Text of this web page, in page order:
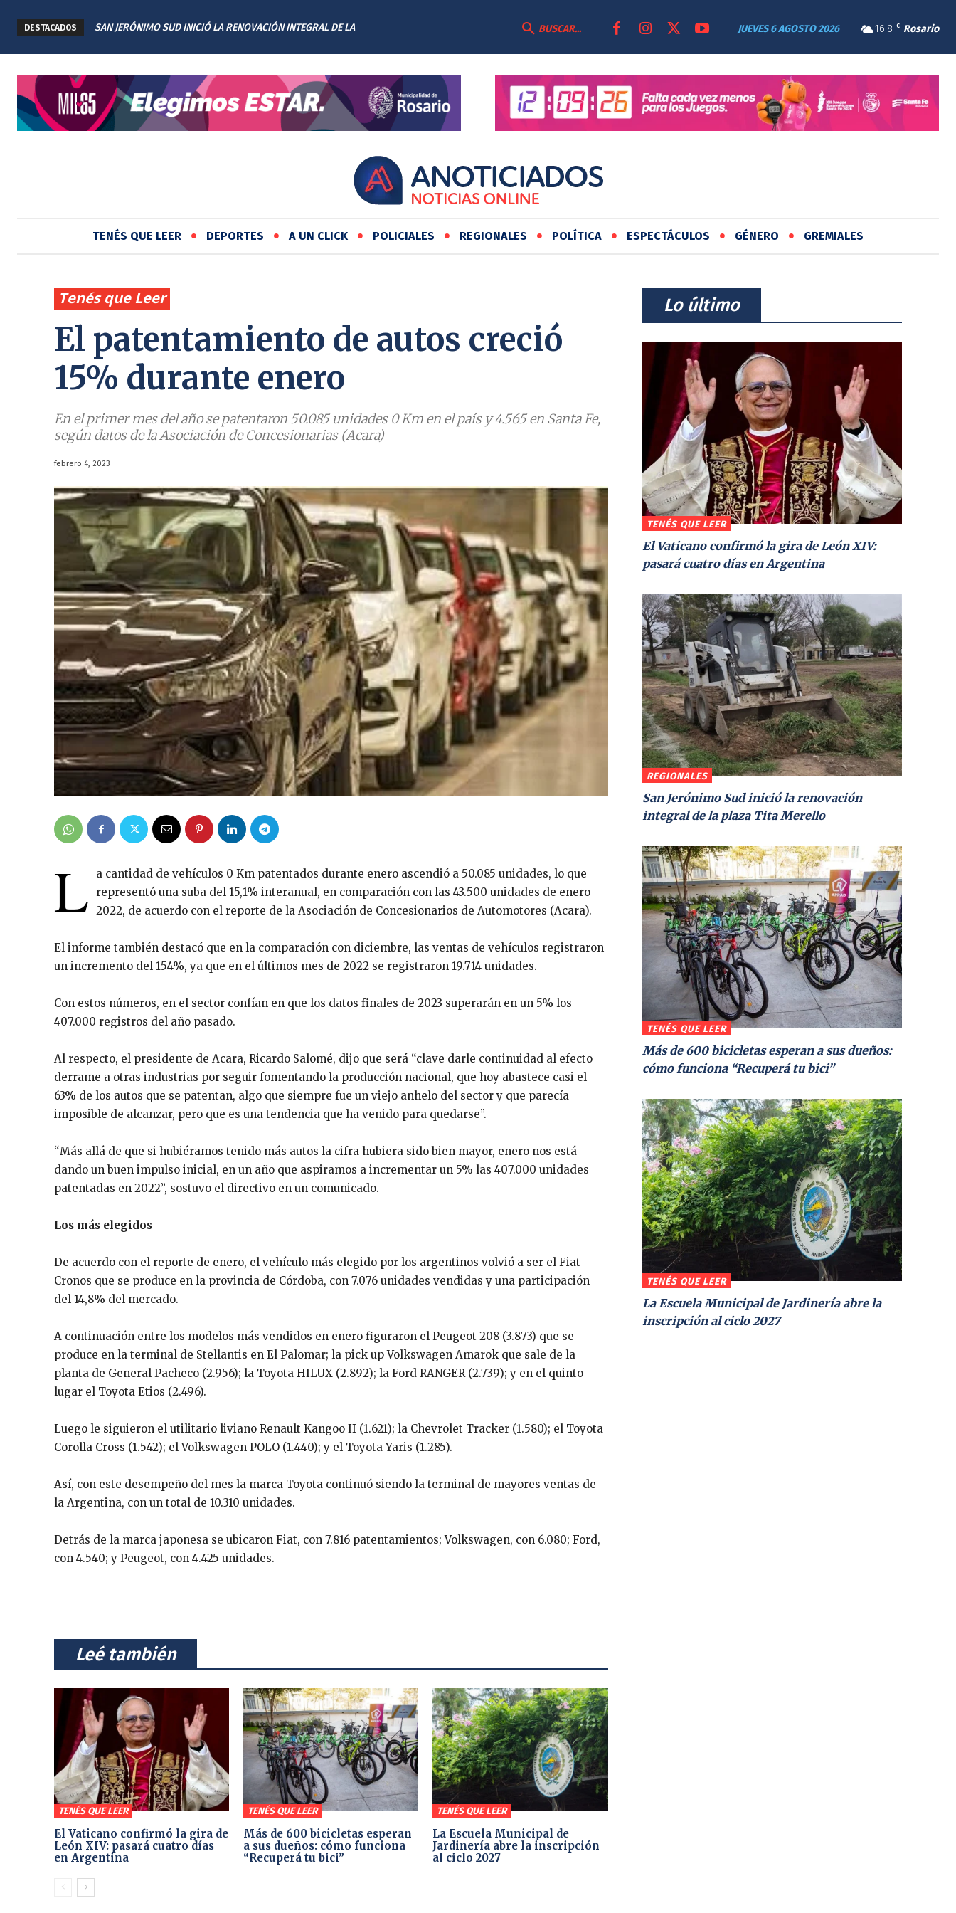
DESTACADOS
SAN JERÓNIMO SUD INICIÓ LA RENOVACIÓN INTEGRAL DE LA
16.8 C Rosario
JUEVES 6 AGOSTO 2026
BUSCAR...
TENÉS QUE LEER DEPORTES A UN CLICK POLICIALES REGIONALES POLÍTICA ESPECTÁCULOS GÉNERO GREMIALES
Tenés que Leer
El patentamiento de autos creció
15% durante enero
En el primer mes del año se patentaron 50.085 unidades 0 Km en el país y 4.565 en Santa Fe,
según datos de la Asociación de Concesionarias (Acara)
febrero 4, 2023
L
a cantidad de vehículos 0 Km patentados durante enero ascendió a 50.085 unidades, lo que
representó una suba del 15,1% interanual, en comparación con las 43.500 unidades de enero
2022, de acuerdo con el reporte de la Asociación de Concesionarios de Automotores (Acara).
El informe también destacó que en la comparación con diciembre, las ventas de vehículos registraron
un incremento del 154%, ya que en el últimos mes de 2022 se registraron 19.714 unidades.
Con estos números, en el sector confían en que los datos finales de 2023 superarán en un 5% los
407.000 registros del año pasado.
Al respecto, el presidente de Acara, Ricardo Salomé, dijo que será “clave darle continuidad al efecto
derrame a otras industrias por seguir fomentando la producción nacional, que hoy abastece casi el
63% de los autos que se patentan, algo que siempre fue un viejo anhelo del sector y que parecía
imposible de alcanzar, pero que es una tendencia que ha venido para quedarse”.
“Más allá de que si hubiéramos tenido más autos la cifra hubiera sido bien mayor, enero nos está
dando un buen impulso inicial, en un año que aspiramos a incrementar un 5% las 407.000 unidades
patentadas en 2022”, sostuvo el directivo en un comunicado.
Los más elegidos
De acuerdo con el reporte de enero, el vehículo más elegido por los argentinos volvió a ser el Fiat
Cronos que se produce en la provincia de Córdoba, con 7.076 unidades vendidas y una participación
del 14,8% del mercado.
A continuación entre los modelos más vendidos en enero figuraron el Peugeot 208 (3.873) que se
produce en la terminal de Stellantis en El Palomar; la pick up Volkswagen Amarok que sale de la
planta de General Pacheco (2.956); la Toyota HILUX (2.892); la Ford RANGER (2.739); y en el quinto
lugar el Toyota Etios (2.496).
Luego le siguieron el utilitario liviano Renault Kangoo II (1.621); la Chevrolet Tracker (1.580); el Toyota
Corolla Cross (1.542); el Volkswagen POLO (1.440); y el Toyota Yaris (1.285).
Así, con este desempeño del mes la marca Toyota continuó siendo la terminal de mayores ventas de
la Argentina, con un total de 10.310 unidades.
Detrás de la marca japonesa se ubicaron Fiat, con 7.816 patentamientos; Volkswagen, con 6.080; Ford,
con 4.540; y Peugeot, con 4.425 unidades.
⠀Leé también⠀
TENÉS QUE LEER
El Vaticano confirmó la gira de
León XIV: pasará cuatro días
en Argentina
TENÉS QUE LEER
Más de 600 bicicletas esperan
a sus dueños: cómo funciona
“Recuperá tu bici”
TENÉS QUE LEER
La Escuela Municipal de
Jardinería abre la inscripción
al ciclo 2027
⠀Lo último⠀
TENÉS QUE LEER
El Vaticano confirmó la gira de León XIV:
pasará cuatro días en Argentina
REGIONALES
San Jerónimo Sud inició la renovación
integral de la plaza Tita Merello
TENÉS QUE LEER
Más de 600 bicicletas esperan a sus dueños:
cómo funciona “Recuperá tu bici”
TENÉS QUE LEER
La Escuela Municipal de Jardinería abre la
inscripción al ciclo 2027